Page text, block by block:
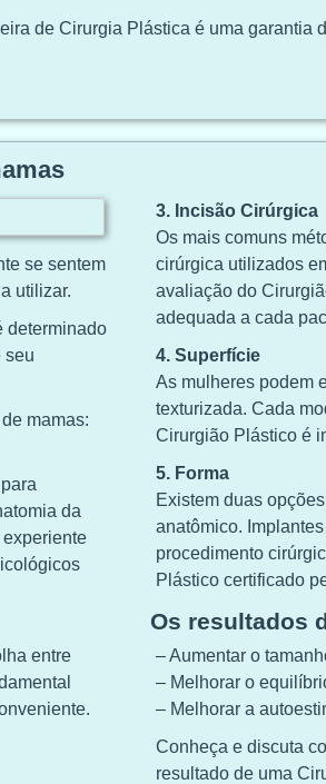
de Cirurgia Plástica é uma garantia
se sentem
utilizar.
determinado
seu
mamas:
da
entre
3. Incisão Cirúrgica
Os mais comuns
cirúrgica utilizados
avaliação do
adequada a cada
4. Superfície
As mulheres podem
texturizada. Cada
Cirurgião Plástico é
5. Forma
Existem duas
anatômico.
procedimento
Plástico certificado
Os resultados
– Aumentar o
– Melhorar o
– Melhorar a
Conheça e discuta
resultado de uma